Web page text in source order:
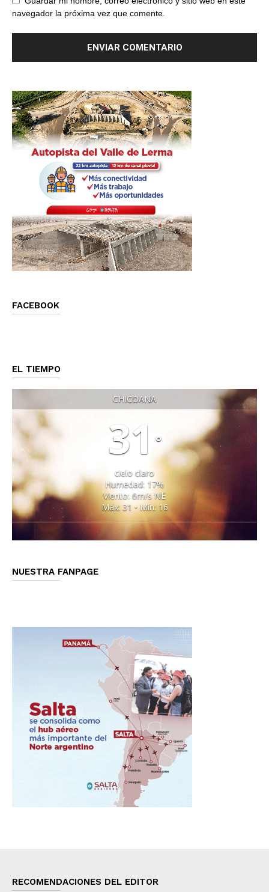
navegador la próxima vez que comente.
FACEBOOK
EL TIEMPO
CHICOANA
31 °
cielo claro
Humedad: 17%
Viento: 6m/s NE
Máx: 31 • Mín: 16
NUESTRA FANPAGE
RECOMENDACIONES DEL EDITOR